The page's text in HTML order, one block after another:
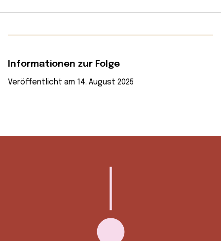
Informationen zur Folge
Veröffentlicht am 14. August 2025